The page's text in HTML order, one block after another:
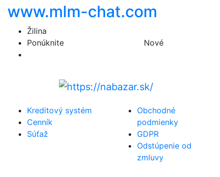
www.mlm-chat.com
Žilina
Ponúknite
Nové
Kreditový systém
Cenník
Súťaž
Obchodné
podmienky
GDPR
Odstúpenie od
zmluvy